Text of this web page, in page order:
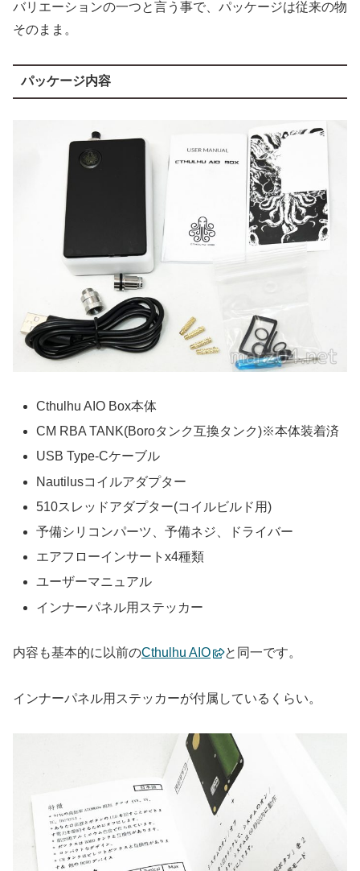
バリエーションの一つと言う事で、パッケージは従来の物
そのまま。
パッケージ内容
Cthulhu AIO Box本体
CM RBA TANK(Boroタンク互換タンク)※本体装着済
USB Type-Cケーブル
Nautilusコイルアダプター
510スレッドアダプター(コイルビルド用)
予備シリコンパーツ、予備ネジ、ドライバー
エアフローインサートx4種類
ユーザーマニュアル
インナーパネル用ステッカー
内容も基本的に以前のCthulhu AIO と同一です。
インナーパネル用ステッカーが付属しているくらい。